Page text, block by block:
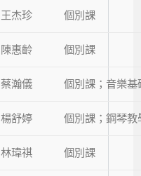
王杰珍 個別課
陳惠齡 個別課
蔡瀚儀 個別課 ；音樂
楊舒婷 個別課；鋼琴教
林瑋祺 個別課